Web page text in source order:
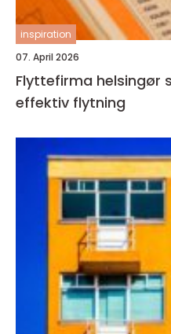
inspiration
07. April 2026
Flyttefirma helsingør sådan får du en tryg og
effektiv flytning